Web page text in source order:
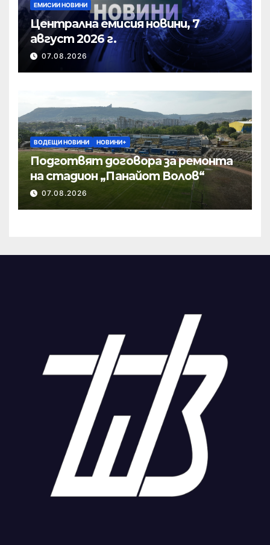
ЕМИСИИ НОВИНИ
Централна емисия новини, 7
август 2026 г.
07.08.2026
ВОДЕЩИ НОВИНИ НОВИНИ+
Подготвят договора за ремонта
на стадион „Панайот Волов“
07.08.2026